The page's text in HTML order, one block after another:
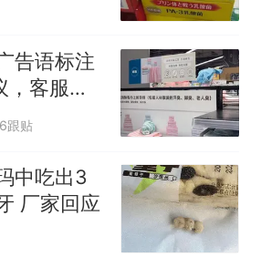
告语标注
，客服回
跟贴
中吃出3
厂家回应